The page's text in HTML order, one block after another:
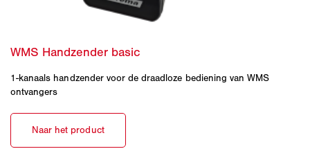
1-kanaals handzender voor de draadloze bediening van WMS
ontvangers